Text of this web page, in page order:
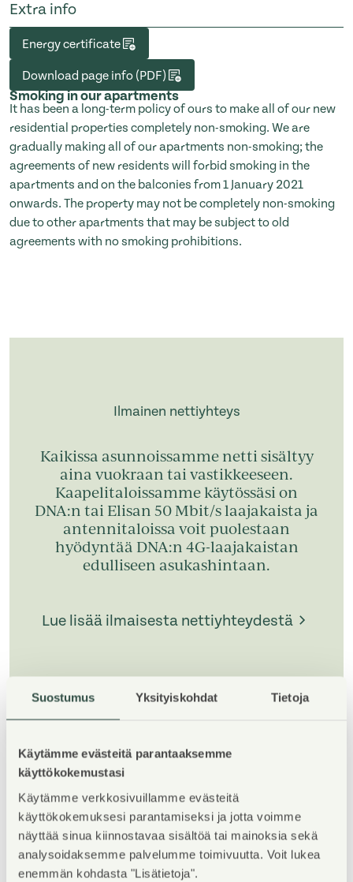
Suostumus Yksityiskohdat Tietoja
Käytämme evästeitä parantaaksemme
käyttökokemustasi
Käytämme verkkosivuillamme evästeitä
käyttökokemuksesi parantamiseksi ja jotta voimme
näyttää sinua kiinnostavaa sisältöä tai mainoksia sekä
analysoidaksemme palvelumme toimivuutta. Voit lukea
enemmän kohdasta "Lisätietoja".
Extra info
Energy certificate
Download page info (PDF)
Smoking in our apartments
It has been a long-term policy of ours to make all of our new
residential properties completely non-smoking. We are
gradually making all of our apartments non-smoking; the
agreements of new residents will forbid smoking in the
apartments and on the balconies from 1 January 2021
onwards. The property may not be completely non-smoking
due to other apartments that may be subject to old
agreements with no smoking prohibitions.
Ilmainen nettiyhteys
Kaikissa asunnoissamme netti sisältyy
aina vuokraan tai vastikkeeseen.
Kaapelitaloissamme käytössäsi on
DNA:n tai Elisan 50 Mbit/s laajakaista ja
antennitaloissa voit puolestaan
hyödyntää DNA:n 4G-laajakaistan
edulliseen asukashintaan.
Lue lisää ilmaisesta nettiyhteydestä
Property Introduction